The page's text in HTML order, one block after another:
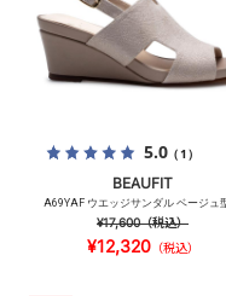
5.0（1）
BEAUFIT
A69YAF ウエッジサンダル ベージュ
¥17,600（税込）
¥12,320（税込）